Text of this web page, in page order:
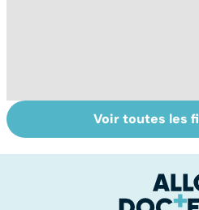
Femmes :
comment
Voir toutes les